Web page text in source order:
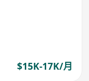
$15K-17K/月